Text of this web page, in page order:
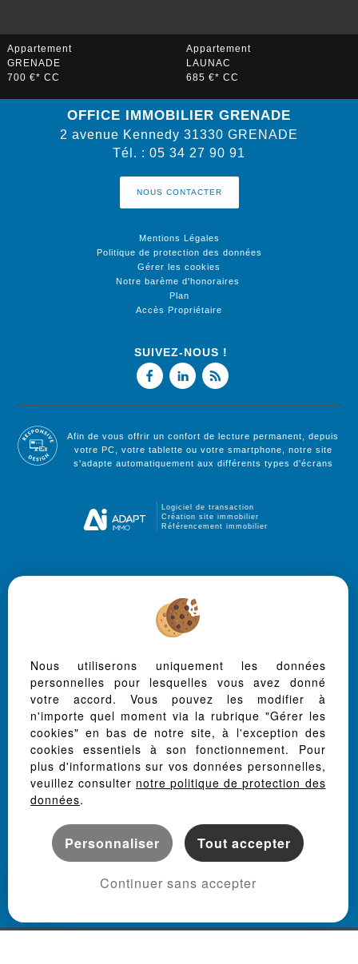
Appartement
GRENADE
700 €* CC
Appartement
LAUNAC
685 €* CC
OFFICE IMMOBILIER GRENADE
2 avenue Kennedy 31330 GRENADE
Tél. : 05 34 27 90 91
NOUS CONTACTER
Mentions Légales
Politique de protection des données
Gérer les cookies
Notre barème d'honoraires
Plan
Accès Propriétaire
SUIVEZ-NOUS !
Afin de vous offrir un confort de lecture permanent, depuis
votre PC, votre tablette ou votre smartphone, notre site
s'adapte automatiquement aux différents types d'écrans
Logiciel de transaction
Création site immobilier
Référencement immobilier
Pelleport (31480)
Verdun Sur Garonne (82600)
Merville (31330)
Dieupentale (82170)
Ondes (31330)
Le Burgaud (31330)
Saint Rustice (31620)
Thil (31530)
Mas Grenier (82600)
Castelnau-d'estretefonds (31620)
Nous utiliserons uniquement les données
personnelles pour lesquelles vous avez donné
votre accord. Vous pouvez les modifier à
n'importe quel moment via la rubrique "Gérer les
cookies" en bas de notre site, à l'exception des
cookies essentiels à son fonctionnement. Pour
plus d'informations sur vos données personnelles,
veuillez consulter notre politique de protection des
données.
Personnaliser Tout accepter
Continuer sans accepter